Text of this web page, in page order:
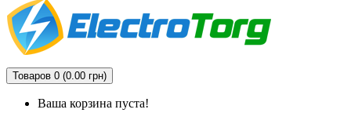
Товаров 0 (0.00 грн)
Ваша корзина пуста!